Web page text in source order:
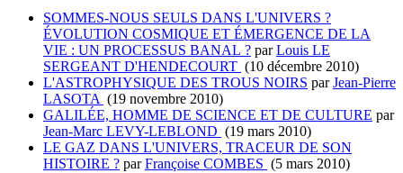
SOMMES-NOUS SEULS DANS L'UNIVERS ?
ÉVOLUTION COSMIQUE ET ÉMERGENCE DE LA
VIE : UN PROCESSUS BANAL ? parLouis LE
SERGEANT D'HENDECOURT (10 décembre 2010)
L'ASTROPHYSIQUE DES TROUS NOIRS parJean-Pierre
LASOTA (19 novembre 2010)
GALILÉE, HOMME DE SCIENCE ET DE CULTURE par
Jean-Marc LEVY-LEBLOND (19 mars 2010)
LE GAZ DANS L'UNIVERS, TRACEUR DE SON
HISTOIRE ? parFrançoise COMBES (5 mars 2010)